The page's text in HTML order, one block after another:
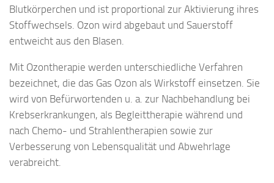
Blutkörperchen und ist proportional zur Aktivierung ihres
Stoffwechsels. Ozon wird abgebaut und Sauerstoff
entweicht aus den Blasen.
Mit Ozontherapie werden unterschiedliche Verfahren
bezeichnet, die das Gas Ozon als Wirkstoff einsetzen. Sie
wird von Befürwortenden u. a. zur Nachbehandlung bei
Krebserkrankungen, als Begleittherapie während und
nach Chemo- und Strahlentherapien sowie zur
Verbesserung von Lebensqualität und Abwehrlage
verabreicht.